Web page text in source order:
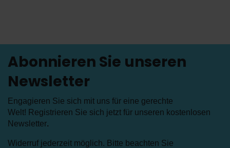
Abonnieren Sie unseren
Newsletter
Engagieren Sie sich mit uns für eine gerechte
Welt! Registrieren Sie sich jetzt für unseren kostenlosen
Newsletter.
Widerruf jederzeit möglich. Bitte beachten Sie